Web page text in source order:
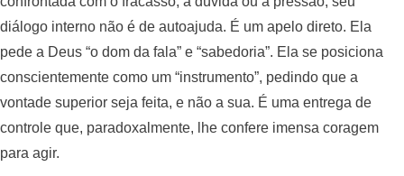
diálogo interno não é de autoajuda. É um apelo direto. Ela
pede a Deus “o dom da fala” e “sabedoria”. Ela se posiciona
conscientemente como um “instrumento”, pedindo que a
vontade superior seja feita, e não a sua. É uma entrega de
controle que, paradoxalmente, lhe confere imensa coragem
para agir.